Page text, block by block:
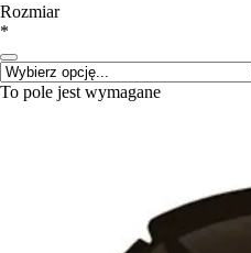
Rozmiar
*
To pole jest wymagane